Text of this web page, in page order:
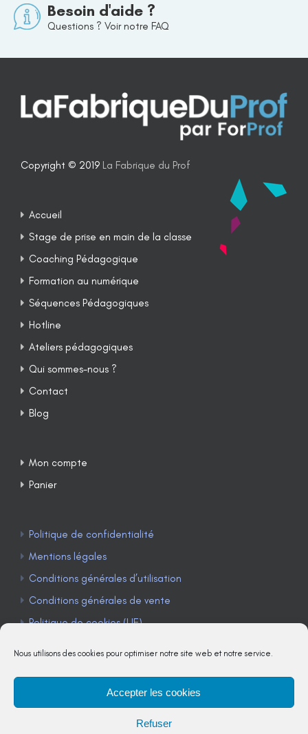
Nous utilisons des cookies pour optimiser notre site web et notre service.
Accepter les cookies
Refuser
Besoin d'aide ?
Questions ? Voir notre FAQ
Copyright © 2019 La Fabrique du Prof
Accueil
Stage de prise en main de la classe
Coaching Pédagogique
Formation au numérique
Séquences Pédagogiques
Hotline
Ateliers pédagogiques
Qui sommes-nous ?
Contact
Blog
Mon compte
Panier
Politique de confidentialité
Mentions légales
Conditions générales d’utilisation
Conditions générales de vente
Politique de cookies (UE)
TÉLÉPHONE : 04 90 85 22 98